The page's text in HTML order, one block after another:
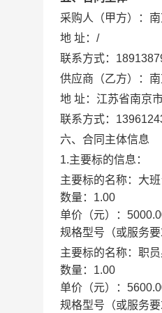
采购人（甲方）：
地 址： /
联系方式：
供应商（乙方）：
地 址： 江苏省南京
联系方式：
六、合同主体信息
1.主要标的信息：
主要标的名称： 大
数量： 1.00
单价（元）：
规格型号（或服务要
主要标的名称： 职
数量： 1.00
单价（元）：
规格型号（或服务要